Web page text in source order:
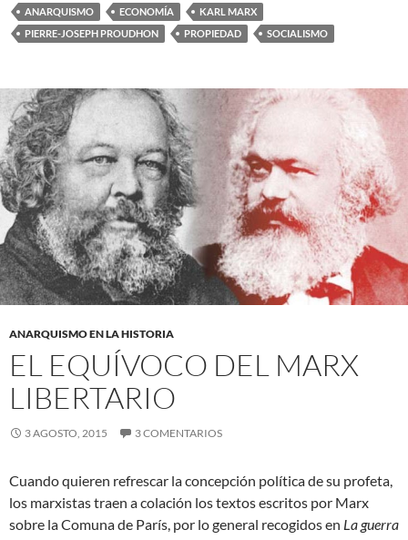
ANARQUISMO ECONOMÍA
KARL MARX
PIERRE-JOSEPH PROUDHON
PROPIEDAD SOCIALISMO
ANARQUISMO EN LA HISTORIA
EL EQUÍVOCO DEL MARX
LIBERTARIO
3 AGOSTO, 2015 3 COMENTARIOS
Cuando quieren refrescar la concepción política de su profeta,
los marxistas traen a colación los textos escritos por Marx
sobre la Comuna de París, por lo general recogidos en La guerra